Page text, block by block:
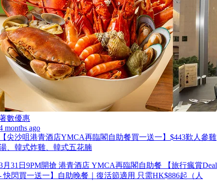
數優惠
months ago
尖沙咀港青酒店YMCA再臨閣自助餐買一送一】$443歎人參雞
、韓式炸雞、韓式五花腩
月31日9PM開搶 港青酒店 YMCA再臨閣自助餐 【旅行瘋賞Deal
快閃買一送一】自助晚餐｜復活節適用 只需HK$886起（人